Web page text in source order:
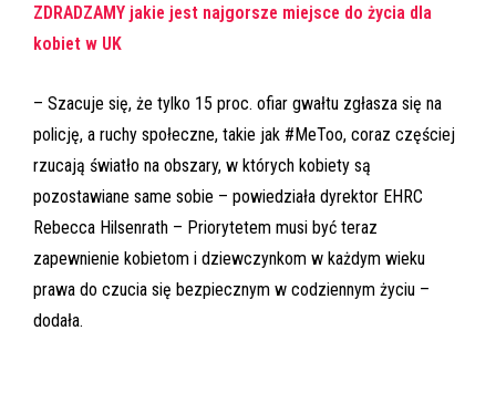
ZDRADZAMY jakie jest najgorsze miejsce do życia dla
kobiet w UK
– Szacuje się, że tylko 15 proc. ofiar gwałtu zgłasza się na
policję, a ruchy społeczne, takie jak #MeToo, coraz częściej
rzucają światło na obszary, w których kobiety są
pozostawiane same sobie – powiedziała dyrektor EHRC
Rebecca Hilsenrath – Priorytetem musi być teraz
zapewnienie kobietom i dziewczynkom w każdym wieku
prawa do czucia się bezpiecznym w codziennym życiu –
dodała.